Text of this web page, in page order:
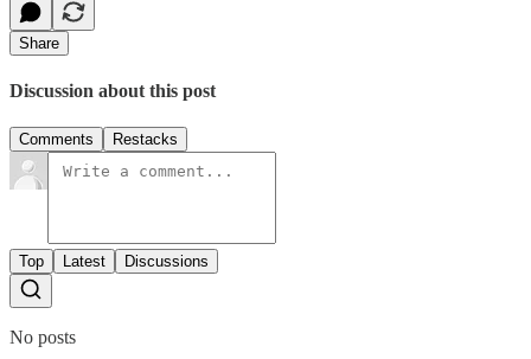
Share
Discussion about this post
Comments Restacks
Top Latest Discussions
No posts